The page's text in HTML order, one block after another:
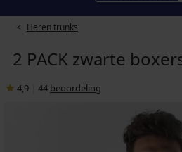
Heren trunks
2 PACK zwarte
4,9 44 beoordeling